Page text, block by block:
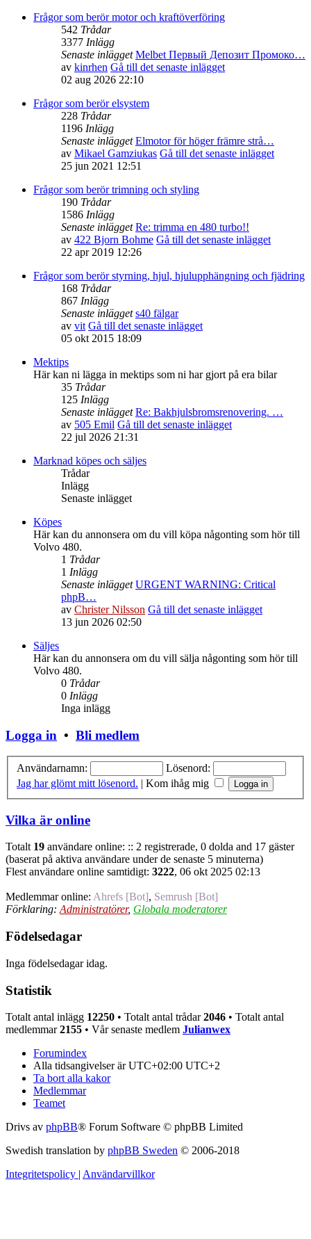
Frågor som berör motor och kraftöverföring
542 Trådar
3377 Inlägg
Senaste inlägget Melbet Первый Депозит Промоко…
av kinrhen Gå till det senaste inlägget
02 aug 2026 22:10
Frågor som berör elsystem
228 Trådar
1196 Inlägg
Senaste inlägget Elmotor för höger främre strå…
av Mikael Gamziukas Gå till det senaste inlägget
25 jun 2021 12:51
Frågor som berör trimning och styling
190 Trådar
1586 Inlägg
Senaste inlägget Re: trimma en 480 turbo!!
av 422 Bjorn Bohme Gå till det senaste inlägget
22 apr 2019 12:26
Frågor som berör styrning, hjul, hjulupphängning och fjädring
168 Trådar
867 Inlägg
Senaste inlägget s40 fälgar
av vit Gå till det senaste inlägget
05 okt 2015 18:09
Mektips
Här kan ni lägga in mektips som ni har gjort på era bilar
35 Trådar
125 Inlägg
Senaste inlägget Re: Bakhjulsbromsrenovering. …
av 505 Emil Gå till det senaste inlägget
22 jul 2026 21:31
Marknad köpes och säljes
Trådar
Inlägg
Senaste inlägget
Köpes
Här kan du annonsera om du vill köpa någonting som hör till
Volvo 480.
1 Trådar
1 Inlägg
Senaste inlägget URGENT WARNING: Critical
phpB…
av Christer Nilsson Gå till det senaste inlägget
13 jun 2026 02:50
Säljes
Här kan du annonsera om du vill sälja någonting som hör till
Volvo 480.
0 Trådar
0 Inlägg
Inga inlägg
Logga in • Bli medlem
Användarnamn:
Lösenord:
Jag har glömt mitt lösenord. | Kom ihåg mig
Vilka är online
Totalt 19 användare online: :: 2 registrerade, 0 dolda and 17 gäster
(baserat på aktiva användare under de senaste 5 minuterna)
Flest användare online samtidigt: 3222, 06 okt 2025 02:13
Medlemmar online: Ahrefs [Bot], Semrush [Bot]
Förklaring: Administratörer, Globala moderatorer
Födelsedagar
Inga födelsedagar idag.
Statistik
Totalt antal inlägg 12250 • Totalt antal trådar2046 • Totalt antal
medlemmar2155 • Vår senaste medlem Julianwex
Forumindex
Alla tidsangivelser är UTC+02:00 UTC+2
Ta bort alla kakor
Medlemmar
Teamet
Drivs av phpBB® Forum Software © phpBB Limited
Swedish translation by phpBB Sweden © 2006-2018
Integritetspolicy | Användarvillkor